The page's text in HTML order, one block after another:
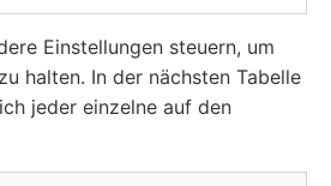
Einstellungen steuern, um
halten. In der nächsten Tabelle
jeder einzelne auf den